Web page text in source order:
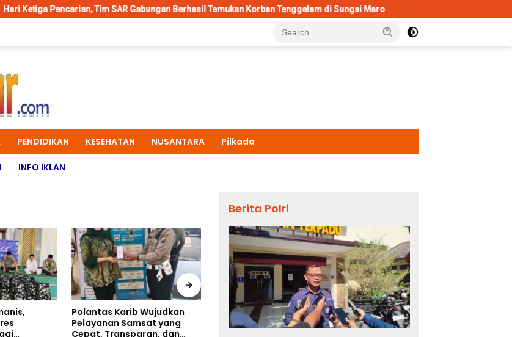
Tim SAR Gabungan Berhasil Temukan Korban Tenggelam di Sungai Maro Polres Malang Amankan Tersangka
PENDIDIKAN KESEHATAN NUSANTARA Pilkada
INFO IKLAN
Polantas Karib Wujudkan
Pelayanan Samsat yang
Cepat, Transparan, dan
Universitas Palangka Raya
Perkuat SDM Polri Lewat
Polda Jatim Gelar Nobar
Final Piala Presiden 2026,
Berita Polri